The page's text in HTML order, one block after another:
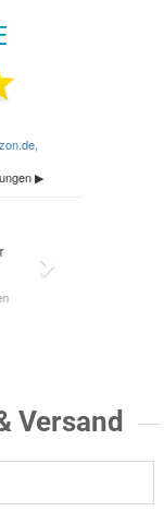
Versand